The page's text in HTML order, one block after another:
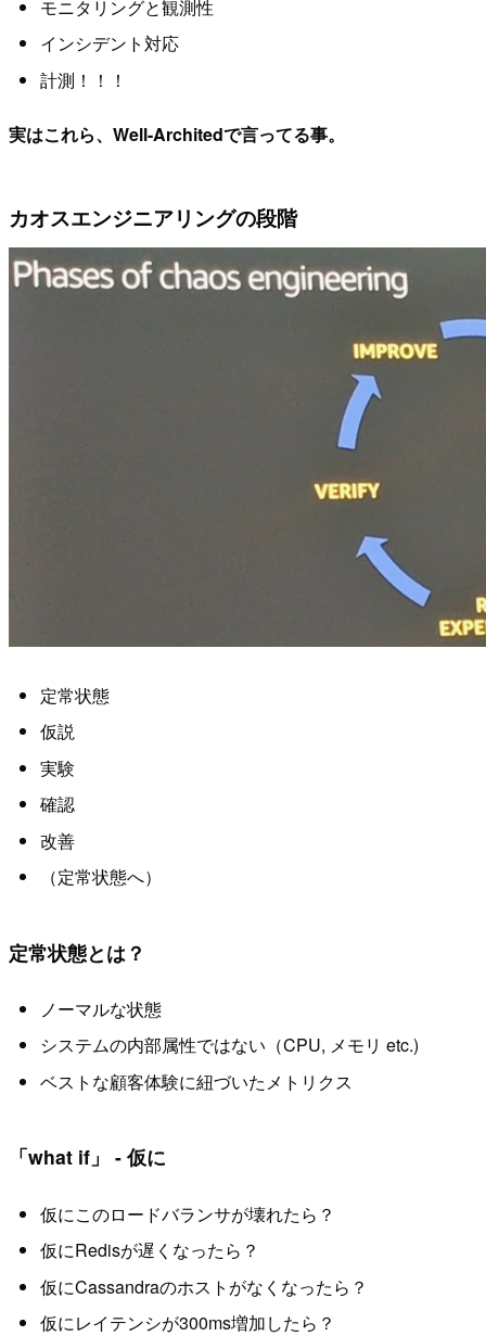
モニタリングと観測性
インシデント対応
計測！！！
実はこれら、Well-Architedで言ってる事。
カオスエンジニアリングの段階
定常状態
仮説
実験
確認
改善
（定常状態へ）
定常状態とは？
ノーマルな状態
システムの内部属性ではない（CPU, メモリ etc.)
ベストな顧客体験に紐づいたメトリクス
「what if」 - 仮に
仮にこのロードバランサが壊れたら？
仮にRedisが遅くなったら？
仮にCassandraのホストがなくなったら？
仮にレイテンシが300ms増加したら？